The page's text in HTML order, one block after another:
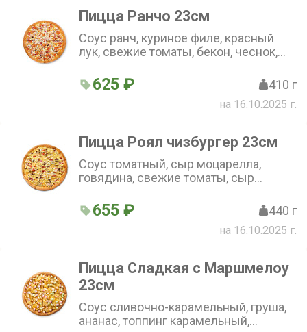
Пицца Ранчо 23см
Соус ранч, куриное филе, красный
лук, свежие томаты, бекон, чеснок,
625 ₽ 410 г
на 16.10.2025 г.
Пицца Роял чизбургер 23см
Соус томатный, сыр моцарелла,
говядина, свежие томаты, сыр
лук красный, соус горчичный.(23 см)
655 ₽ 440 г
на 16.10.2025 г.
Пицца Сладкая с Маршмелоу
23см
Соус сливочно-карамельный, груша,
ананас, топпинг карамельный,